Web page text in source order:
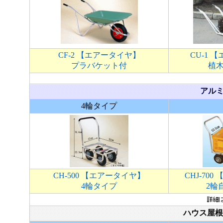
CF-2 【エアータイヤ】
プラバケット付
CU-1 【
植
アル
4輪タイプ
CH-500 【エアータイヤ】
4輪タイプ
CHJ-700
2輪
ハウス屋